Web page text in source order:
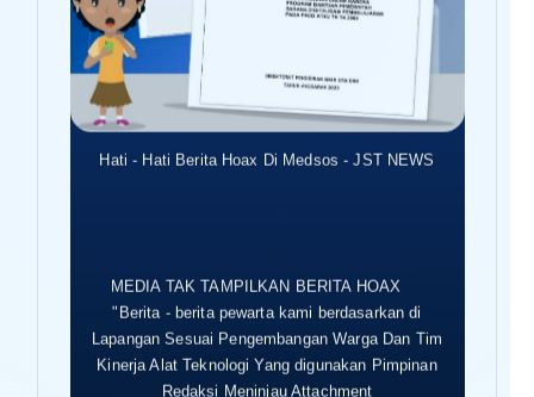
Hati - Hati Berita Hoax Di Medsos - JST NEWS
MEDIA TAK TAMPILKAN BERITA HOAX
"Berita - berita pewarta kami berdasarkan di
Lapangan Sesuai Pengembangan Warga Dan Tim
Kinerja Alat Teknologi Yang digunakan Pimpinan
Redaksi Meninjau Attachment